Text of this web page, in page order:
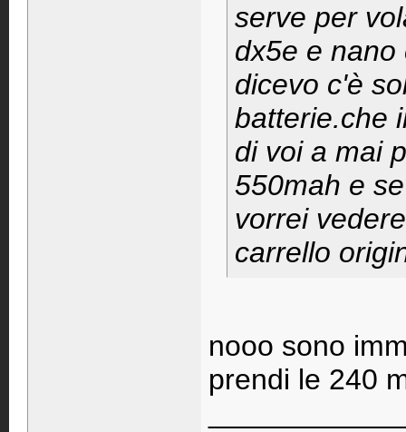
serve per
dx5e e
dicevo c'è
batterie.che
di voi a mai
550mah e
vorrei
carrello
nooo sono
prendi le 240